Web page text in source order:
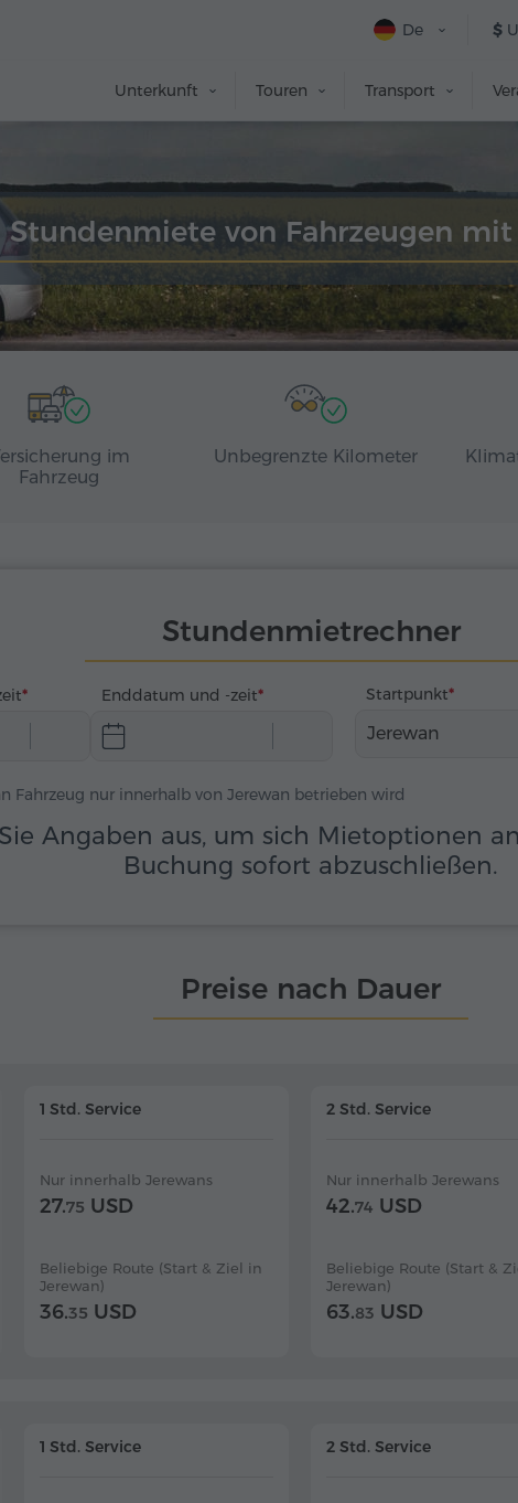
$
De
Unterkunft Touren Transport
Stundenmiete von Fahrzeugen mit
im
Fahrzeug
Unbegrenzte Kilometer
Stundenmietrechner
Enddatum und -zeit Startpunkt
Jerewan
Fahrzeug nur innerhalb von Jerewan betrieben wird
Angaben aus, um sich Mietoptionen
Buchung sofort abzuschließen.
Preise nach Dauer
1 Std. Service
Nur innerhalb Jerewans
27.75 USD
Beliebige Route (Start & Ziel in
Jerewan)
36.35 USD
2 Std. Service
Nur innerhalb Jerewans
42.74 USD
Beliebige Route (Start &
Jerewan)
63.83 USD
1 Std. Service 2 Std. Service